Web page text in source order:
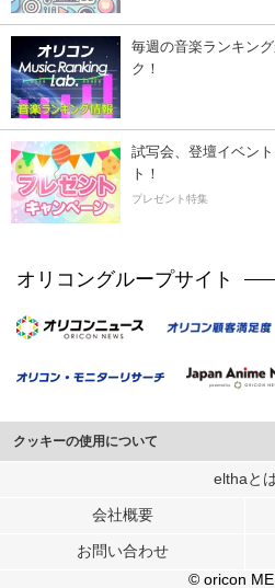
毎週の音楽ランキン
ク！
試写会、登壇イベン
ト！
プレゼント特集
オリコングループサイト
クッキーの使用について
このサイトでは Cookie を使用して、ユー
行っています。
メディアや広告配信、データ解析の各パー
各パートナーは、この情報とユーザーが各
elthaと
会社概要
お問い合わせ
© oricon ME